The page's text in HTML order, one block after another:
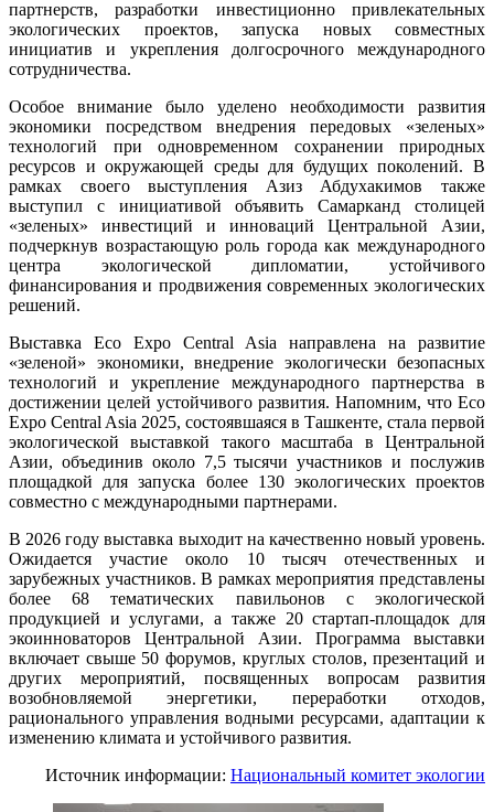
партнерств, разработки инвестиционно привлекательных
экологических проектов, запуска новых совместных
инициатив и укрепления долгосрочного международного
сотрудничества.
Особое внимание было уделено необходимости развития
экономики посредством внедрения передовых «зеленых»
технологий при одновременном сохранении природных
ресурсов и окружающей среды для будущих поколений. В
рамках своего выступления Азиз Абдухакимов также
выступил с инициативой объявить Самарканд столицей
«зеленых» инвестиций и инноваций Центральной Азии,
подчеркнув возрастающую роль города как международного
центра экологической дипломатии, устойчивого
финансирования и продвижения современных экологических
решений.
Выставка Eco Expo Central Asia направлена на развитие
«зеленой» экономики, внедрение экологически безопасных
технологий и укрепление международного партнерства в
достижении целей устойчивого развития. Напомним, что Eco
Expo Central Asia 2025, состоявшаяся в Ташкенте, стала первой
экологической выставкой такого масштаба в Центральной
Азии, объединив около 7,5 тысячи участников и послужив
площадкой для запуска более 130 экологических проектов
совместно с международными партнерами.
В 2026 году выставка выходит на качественно новый уровень.
Ожидается участие около 10 тысяч отечественных и
зарубежных участников. В рамках мероприятия представлены
более 68 тематических павильонов с экологической
продукцией и услугами, а также 20 стартап-площадок для
экоинноваторов Центральной Азии. Программа выставки
включает свыше 50 форумов, круглых столов, презентаций и
других мероприятий, посвященных вопросам развития
возобновляемой энергетики, переработки отходов,
рационального управления водными ресурсами, адаптации к
изменению климата и устойчивого развития.
Источник информации: Национальный комитет экологии